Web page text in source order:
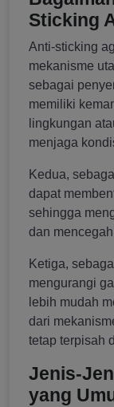
Sticking
Anti-sticking
mekanisme
sebagai
memiliki
lingkungan
menjaga
Kedua,
dapat
sehingga
dan
Ketiga,
mengurangi
lebih mudah
dari
tetap terpisah
Jenis-
yang